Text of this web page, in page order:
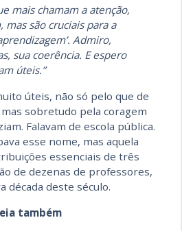
mais chamam a atenção,
mas são cruciais para a
Admiro,
sua coerência. E espero
úteis.”
úteis, não só pelo que de
sobretudo pela coragem
Falavam de escola pública.
esse nome, mas aquela
essenciais de três
de dezenas de professores,
década deste século.
também